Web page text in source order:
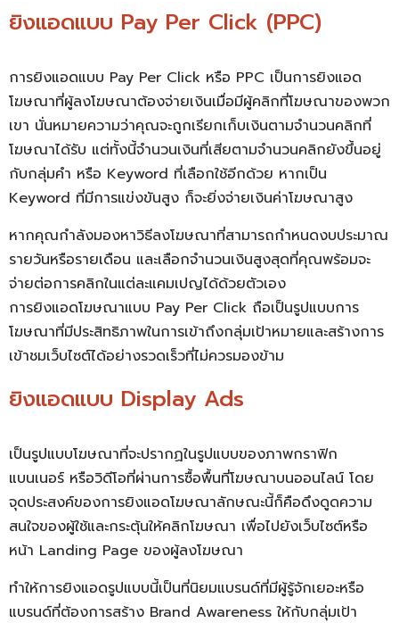
ยิงแอดแบบ Pay Per Click (PPC)
การยิงแอดแบบ Pay Per Click หรือ PPC เป็นการยิงแอด
โฆษณาที่ผู้ลงโฆษณาต้องจ่ายเงินเมื่อมีผู้คลิกที่โฆษณาของพวก
เขา นั่นหมายความว่าคุณจะถูกเรียกเก็บเงินตามจำนวนคลิกที่
โฆษณาได้รับ แต่ทั้งนี้จำนวนเงินที่เสียตามจำนวนคลิกยังขึ้นอยู่
กับกลุ่มคำ หรือ Keyword ที่เลือกใช้อีกด้วย หากเป็น
Keyword ที่มีการแข่งขันสูง ก็จะยิ่งจ่ายเงินค่าโฆษณาสูง
หากคุณกำลังมองหาวิธีลงโฆษณาที่สามารถกำหนดงบประมาณ
รายวันหรือรายเดือน และเลือกจำนวนเงินสูงสุดที่คุณพร้อมจะ
จ่ายต่อการคลิกในแต่ละแคมเปญได้ด้วยตัวเอง
การยิงแอดโฆษณาแบบ Pay Per Click ถือเป็นรูปแบบการ
โฆษณาที่มีประสิทธิภาพในการเข้าถึงกลุ่มเป้าหมายและสร้างการ
เข้าชมเว็บไซต์ได้อย่างรวดเร็วที่ไม่ควรมองข้าม
ยิงแอดแบบ Display Ads
เป็นรูปแบบโฆษณาที่จะปรากฏในรูปแบบของภาพกราฟิก
แบนเนอร์ หรือวิดีโอที่ผ่านการซื้อพื้นที่โฆษณาบนออนไลน์ โดย
จุดประสงค์ของการยิงแอดโฆษณาลักษณะนี้ก็คือดึงดูดความ
สนใจของผู้ใช้และกระตุ้นให้คลิกโฆษณา เพื่อไปยังเว็บไซต์หรือ
หน้า Landing Page ของผู้ลงโฆษณา
ทำให้การยิงแอดรูปแบบนี้เป็นที่นิยมแบรนด์ที่มีผู้รู้จักเยอะหรือ
แบรนด์ที่ต้องการสร้าง Brand Awareness ให้กับกลุ่มเป้า